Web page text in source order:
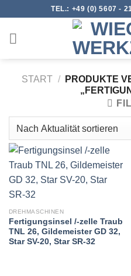
content
TEL.: +49 (0) 5607 -
START /
PRODUKTE
DREHMASCHINEN
Fertigungsinsel /-zelle Traub
TNL 26, Gildemeister GD 32,
Star SV-20, Star SR-32